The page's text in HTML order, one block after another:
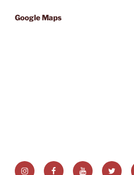
Google Maps
InstagramFacebookYoutubeTwitter